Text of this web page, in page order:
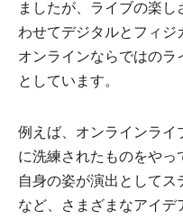
ましたが、ライブの楽
わせてデジタルとフィジ
オンラインならではのラ
としています。
例えば、オンラインラ
に洗練されたものをや
自身の姿が演出として
など、さまざまなアイ